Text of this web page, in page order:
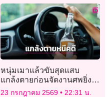
หนุ่มเมาแล้วขับสุดแสบ
แกล้งตายก่อนจัดงานศพยิ่ง
ใหญ่ หวังหนีคุก
23 กรกฎาคม 2569 22:31 น.